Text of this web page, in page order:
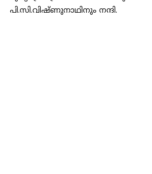
പി.സി.വിഷ്ണുനാഥിനും നന്ദി.